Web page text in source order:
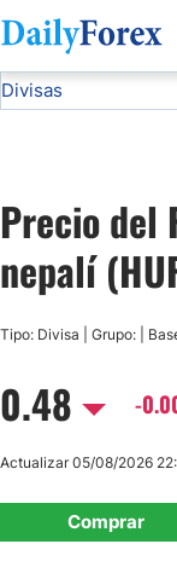
Divulgación del Anunciante
Divisas
USD/JPY
GBP/USD
AUD/USD
Precio del
nepalí
Tipo: Divisa | Grupo: |
0.48 -
Comprar
Actualizar 05/08/2026